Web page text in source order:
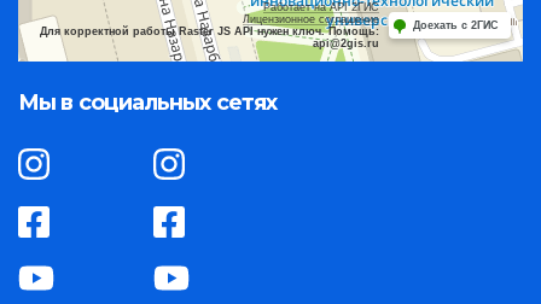
Работает на API 2ГИС
Лицензионное соглашение
Для корректной работы Raster JS API нужен ключ. Помощь:
api@2gis.ru
Доехать с 2ГИС
Мы в социальных сетях